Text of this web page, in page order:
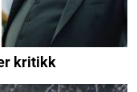
kritikk